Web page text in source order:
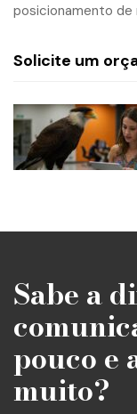
posicionamento de
Solicite um
Sabe a
pouco e
muito?